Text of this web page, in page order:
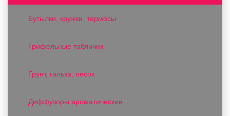
Бутылки, кружки, термосы
Грифельные таблички
Грунт, галька, песок
Диффузоры ароматические